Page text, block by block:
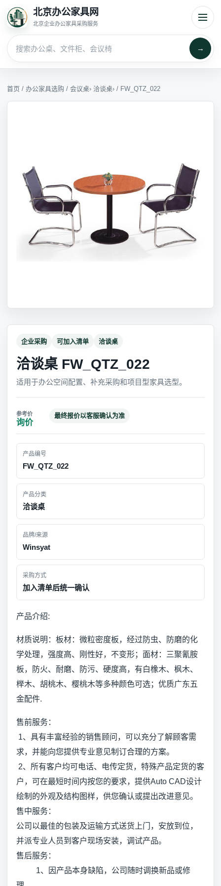
北京办公家具网
北京企业办公家具采购服务
→
首页 / 办公家具选购 / 会议桌› 洽谈桌› / FW_QTZ_022
企业采购 可加入清单 洽谈桌
洽谈桌 FW_QTZ_022
适用于办公空间配置、补充采购和项目型家具选型。
询价
最终报价以客服确认为准
产品编号
FW_QTZ_022
产品分类
洽谈桌
品牌/来源
Winsyat
采购方式
加入清单后统一确认
产品介绍:
材质说明：板材：微粒密度板，经过防虫、防磨的化
学处理，强度高、刚性好，不变形；面材：三聚氰胺
板，防火、耐磨、防污、硬度高，有白橡木、枫木、
榉木、胡桃木、樱桃木等多种颜色可选；优质广东五
金配件.
售前服务：
1、具有丰富经验的销售顾问，可以充分了解顾客需
求，并能向您提供专业意见制订合理的方案。
2、所有客户均可电话、电传定货，特殊产品定货的客
户，可在最短时间内按您的要求，提供Auto CAD设计
绘制的外观及结构图样，供您确认或提出改进意见。
售中服务：
公司以最佳的包装及运输方式送货上门，安放到位，
并派专业人员到客户现场安装，调试产品。
售后服务：
1、因产品本身缺陷，公司随时调换新品或修